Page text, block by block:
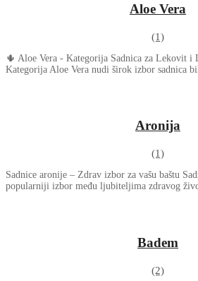
Aloe Vera
(1)
🌵 Aloe Vera - Kategorija Sadnica za Lekovit i
Kategorija Aloe Vera nudi širok izbor sadnica
Aronija
(1)
Sadnice aronije – Zdrav izbor za vašu baštu
popularniji izbor među ljubiteljima zdravog
Badem
(2)